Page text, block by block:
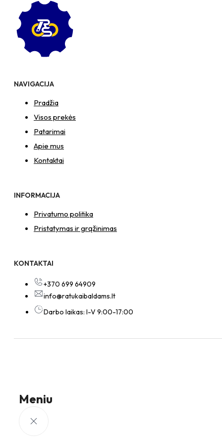
juodas
NAVIGACIJA
Pradžia
Visos prekės
Patarimai
Apie mus
Kontaktai
INFORMACIJA
Privatumo politika
Pristatymas ir grąžinimas
KONTAKTAI
+370 699 64909
info@ratukaibaldams.lt
Darbo laikas: I-V 9:00-17:00
Meniu